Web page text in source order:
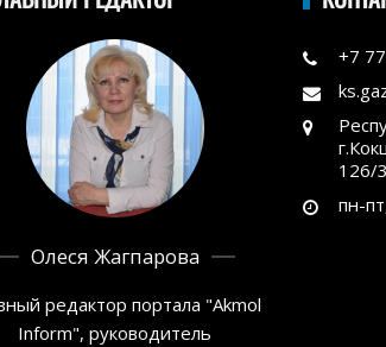
Олеся Жагпарова
редактор портала "Akmol
Inform", руководитель
+7
126/3
пн-